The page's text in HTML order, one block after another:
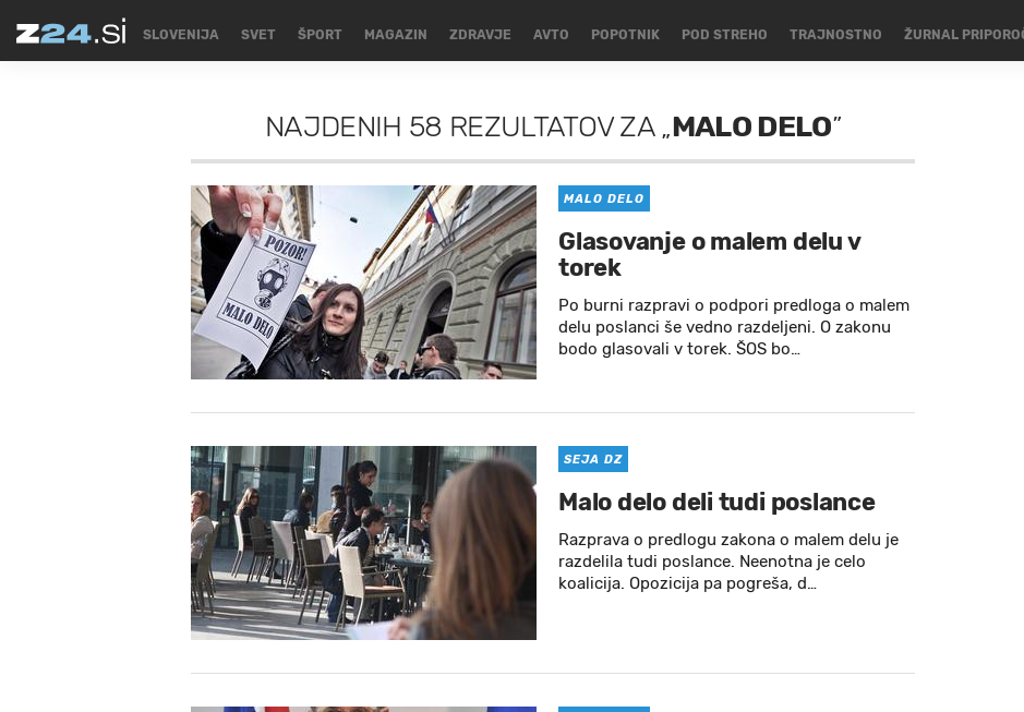
SLOVENIJA SVET ŠPORT MAGAZIN ZDRAVJE AVTO POPOTNIK POD STREHO TRAJNOSTNO ŽURNAL
NAJDENIH 58 REZULTATOVZA„MALO DELO”
MALO DELO
Glasovanje o malem delu v
torek
Po burni razpravi o podpori predloga o malem
delu poslanci še vedno razdeljeni. O zakonu
bodo glasovali v torek. ŠOS bo…
SEJA DZ
Malo delo deli tudi poslance
Razprava o predlogu zakona o malem delu je
razdelila tudi poslance. Neenotna je celo
koalicija. Opozicija pa pogreša, d…